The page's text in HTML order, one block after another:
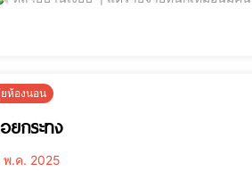
ยห้องนอน
ยกระทง
พ.ค. 2025